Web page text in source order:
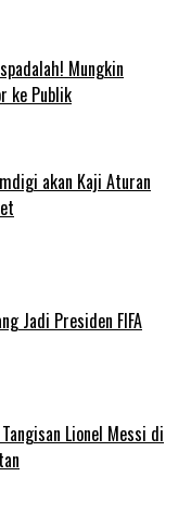
Mungkin
ke Publik
akan Kaji Aturan
Jadi Presiden FIFA
Lionel Messi di